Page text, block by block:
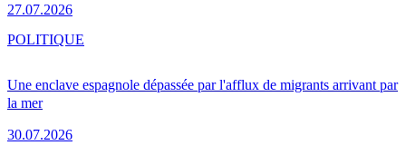
27.07.2026
Une enclave espagnole dépassée par l'afflux de migrants arrivant par
la mer
30.07.2026
POLITIQUE